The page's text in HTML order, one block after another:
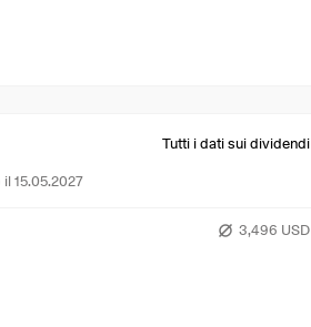
Tutti i dati sui dividendi
15.05.2027
3,496 USD